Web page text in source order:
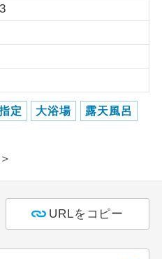
定 大浴場 露天風呂
URLをコピー
様でバス席を2席利⽤できま